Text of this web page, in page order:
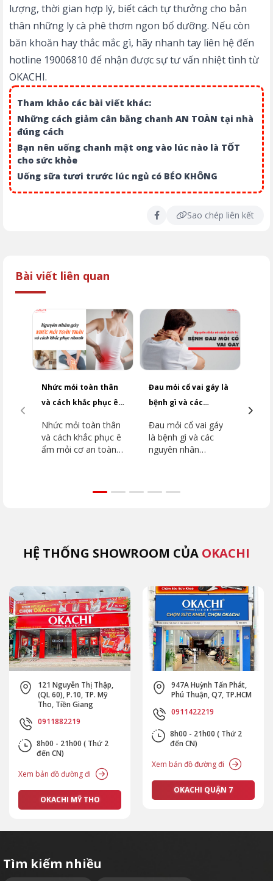
lượng, thời gian hợp lý, biết cách tự thưởng cho bản
thân những ly cà phê thơm ngon bổ dưỡng. Nếu còn
băn khoăn hay thắc mắc gì, hãy nhanh tay liên hệ đến
hotline 19006810 để nhận được sự tư vấn nhiệt tình từ
OKACHI.
Tham khảo các bài viết khác:
Những cách giảm cân bằng chanh AN TOÀN tại nhà
đúng cách
Bạn nên uống chanh mật ong vào lúc nào là TỐT
cho sức khỏe
Uống sữa tươi trước lúc ngủ có BÉO KHÔNG
Sao chép liên kết
Bài viết liên quan
Nhức mỏi toàn thân
và cách khắc phục ê
Nhức mỏi toàn thân
và cách khắc phục ê
ẩm mỏi cơ an toàn
Đau mỏi cổ vai gáy là
bệnh gì và các
THƯỜNG GẶP
Đau mỏi cổ vai gáy
là bệnh gì và các
nguyên nhân
HỆ THỐNG SHOWROOM CỦA OKACHI
121 Nguyễn Thị Thập,
(QL 60), P.10, TP. Mỹ
Tho, Tiền Giang
0911882219
8h00 - 21h00 ( Thứ 2
đến CN)
Xem bản đồ đường đi
OKACHI MỸ THO
947A Huỳnh Tấn Phát,
Phú Thuận, Q7, TP.HCM
0911422219
8h00 - 21h00 ( Thứ 2
đến CN)
Xem bản đồ đường đi
OKACHI QUẬN 7
Tìm kiếm nhiều